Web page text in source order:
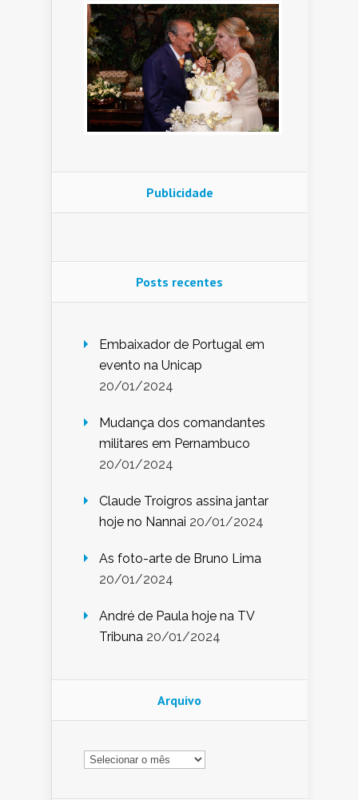
Publicidade
Posts recentes
Embaixador de Portugal em
evento na Unicap
20/01/2024
Mudança dos comandantes
militares em Pernambuco
20/01/2024
Claude Troigros assina jantar
hoje no Nannai 20/01/2024
As foto-arte de Bruno Lima
20/01/2024
André de Paula hoje na TV
Tribuna 20/01/2024
Arquivo
Arquivo